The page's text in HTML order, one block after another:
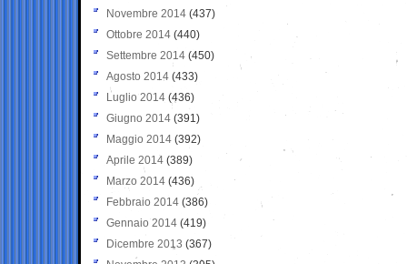
Novembre 2014 (437)
Ottobre 2014 (440)
Settembre 2014 (450)
Agosto 2014 (433)
Luglio 2014 (436)
Giugno 2014 (391)
Maggio 2014 (392)
Aprile 2014 (389)
Marzo 2014 (436)
Febbraio 2014 (386)
Gennaio 2014 (419)
Dicembre 2013 (367)